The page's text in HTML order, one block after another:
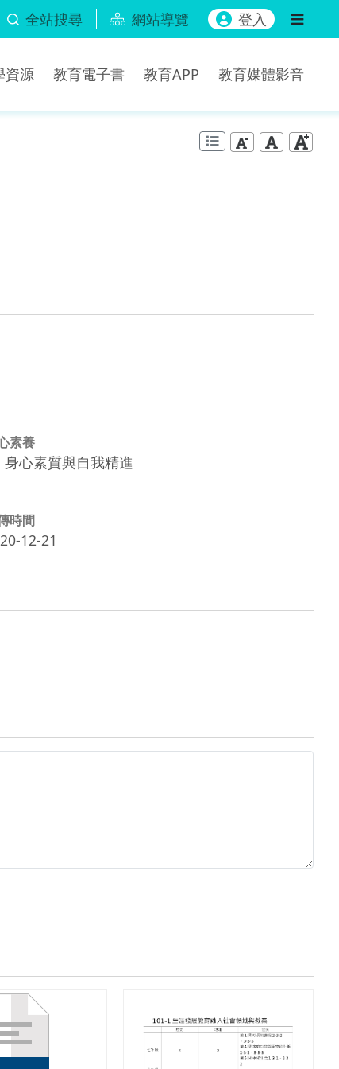
全站搜尋 網站導覽 登入
資源 教育電子書 教育APP 教育媒體影音
素養
身心素質與自我精進
時間
12-21